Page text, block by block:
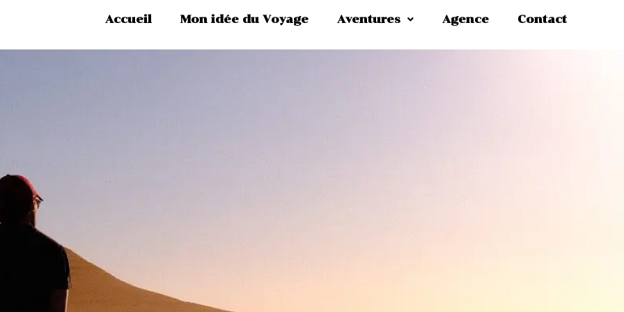
Accueil Mon idée du Voyage Aventures Agence Contact